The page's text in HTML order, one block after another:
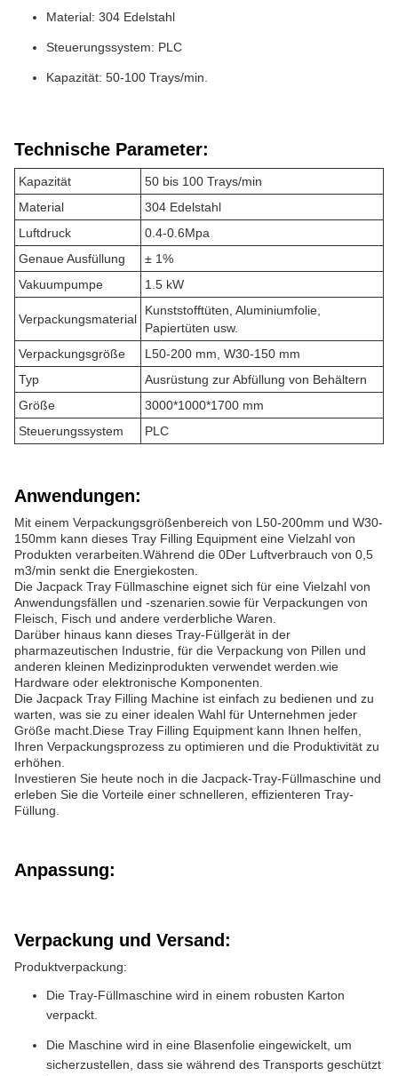
Material: 304 Edelstahl
Steuerungssystem: PLC
Kapazität: 50-100 Trays/min.
Technische Parameter:
Kapazität
50 bis 100 Trays/min
Material
304 Edelstahl
Luftdruck
0.4-0.6Mpa
Genaue Ausfüllung
± 1%
Vakuumpumpe
1.5 kW
Verpackungsmaterial
Kunststofftüten, Aluminiumfolie,
Papiertüten usw.
Verpackungsgröße
L50-200 mm, W30-150 mm
Typ
Ausrüstung zur Abfüllung von Behältern
Größe
3000*1000*1700 mm
Steuerungssystem
PLC
Anwendungen:
Mit einem Verpackungsgrößenbereich von L50-200mm und W30-
150mm kann dieses Tray Filling Equipment eine Vielzahl von
Produkten verarbeiten.Während die 0Der Luftverbrauch von 0,5
m3/min senkt die Energiekosten.
Die Jacpack Tray Füllmaschine eignet sich für eine Vielzahl von
Anwendungsfällen und -szenarien.sowie für Verpackungen von
Fleisch, Fisch und andere verderbliche Waren.
Darüber hinaus kann dieses Tray-Füllgerät in der
pharmazeutischen Industrie, für die Verpackung von Pillen und
anderen kleinen Medizinprodukten verwendet werden.wie
Hardware oder elektronische Komponenten.
Die Jacpack Tray Filling Machine ist einfach zu bedienen und zu
warten, was sie zu einer idealen Wahl für Unternehmen jeder
Größe macht.Diese Tray Filling Equipment kann Ihnen helfen,
Ihren Verpackungsprozess zu optimieren und die Produktivität zu
erhöhen.
Investieren Sie heute noch in die Jacpack-Tray-Füllmaschine und
erleben Sie die Vorteile einer schnelleren, effizienteren Tray-
Füllung.
Anpassung:
Verpackung und Versand:
Produktverpackung:
Die Tray-Füllmaschine wird in einem robusten Karton
verpackt.
Die Maschine wird in eine Blasenfolie eingewickelt, um
sicherzustellen, dass sie während des Transports geschützt